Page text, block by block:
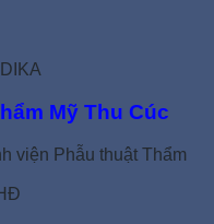
Mỹ Thu Cúc
viện Phẫu thuật Thẩm